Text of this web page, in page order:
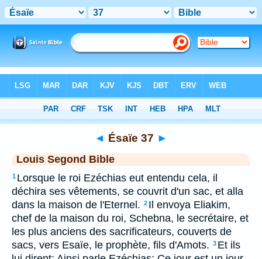
> Ésaïe 37
◄ Ésaïe 37 ►
Louis Segond Bible
1 Lorsque le roi Ezéchias eut entendu cela, il
déchira ses vêtements, se couvrit d'un sac, et alla
dans la maison de l'Eternel. 2 Il envoya Eliakim,
chef de la maison du roi, Schebna, le secrétaire, et
les plus anciens des sacrificateurs, couverts de
sacs, vers Esaïe, le prophète, fils d'Amots. 3 Et ils